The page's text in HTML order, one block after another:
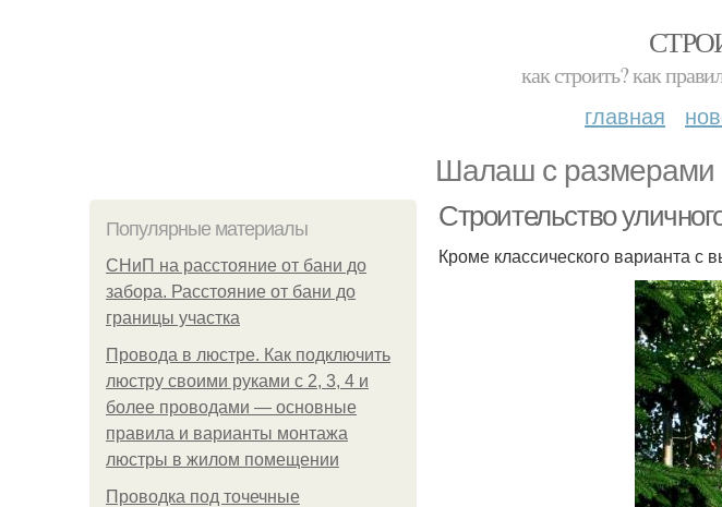
как строить? как
главная
Шалаш с размерами
Популярные материалы
СНиП на расстояние от бани до
забора. Расстояние от бани до
границы участка
Провода в люстре. Как подключить
люстру своими руками с 2, 3, 4 и
более проводами — основные
правила и варианты монтажа
люстры в жилом помещении
Проводка под точечные
Строительство
Кроме классического варианта